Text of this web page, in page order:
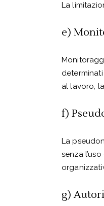
La
e)
al lavoro,
f)
La
senza
g)